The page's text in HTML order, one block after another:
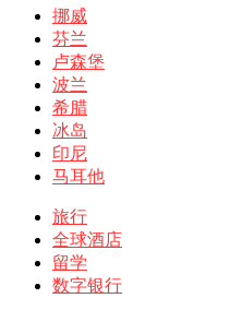
挪威
芬兰
卢森堡
波兰
希腊
冰岛
印尼
马耳他
旅行
全球酒店
留学
数字银行